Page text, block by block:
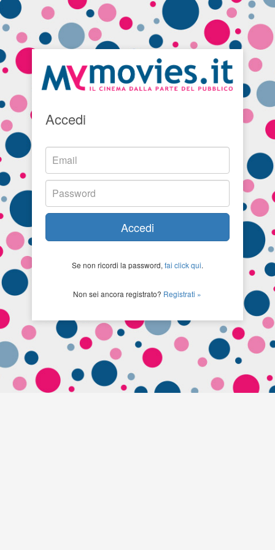
Accedi
Accedi
Se non ricordi la password, fai click qui.
Non sei ancora registrato? Registrati »